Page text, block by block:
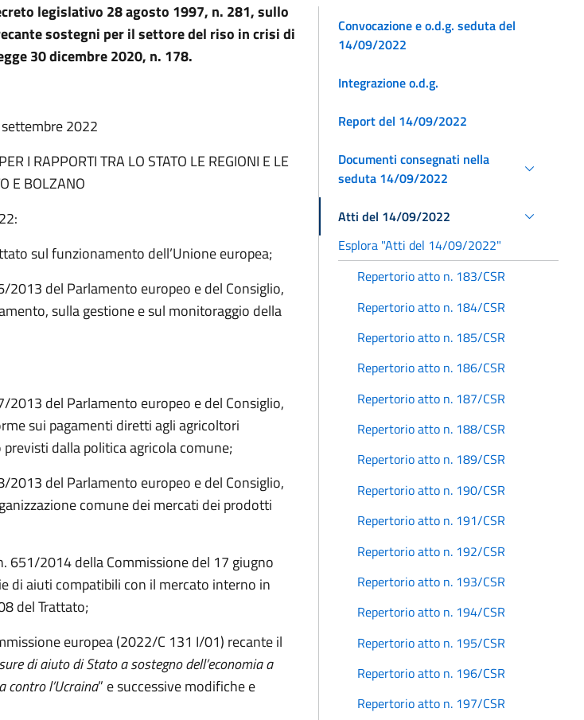
legislativo 28 agosto 1997, n. 281, sullo
sostegni per il settore del riso in crisi di
30 dicembre 2020, n. 178.
2022
I RAPPORTI TRA LO STATO LE REGIONI E LE
E BOLZANO
sul funzionamento dell’Unione europea;
2013 del Parlamento europeo e del Consiglio,
sulla gestione e sul monitoraggio della
2013 del Parlamento europeo e del Consiglio,
sui pagamenti diretti agli agricoltori
dalla politica agricola comune;
2013 del Parlamento europeo e del Consiglio,
comune dei mercati dei prodotti
651/2014 della Commissione del 17 giugno
di aiuti compatibili con il mercato interno in
del Trattato;
europea (2022/C 131 I/01) recante il
di aiuto di Stato a sostegno dell’economia a
contro l’Ucraina” e successive modifiche e
Convocazione e o.d.g. seduta del
14/09/2022
Integrazione o.d.g.
Report del 14/09/2022
Documenti consegnati nella
seduta 14/09/2022
Atti del 14/09/2022
Esplora "Atti del 14/09/2022"
Repertorio atto n. 183/CSR
Repertorio atto n. 184/CSR
Repertorio atto n. 185/CSR
Repertorio atto n. 186/CSR
Repertorio atto n. 187/CSR
Repertorio atto n. 188/CSR
Repertorio atto n. 189/CSR
Repertorio atto n. 190/CSR
Repertorio atto n. 191/CSR
Repertorio atto n. 192/CSR
Repertorio atto n. 193/CSR
Repertorio atto n. 194/CSR
Repertorio atto n. 195/CSR
Repertorio atto n. 196/CSR
Repertorio atto n. 197/CSR